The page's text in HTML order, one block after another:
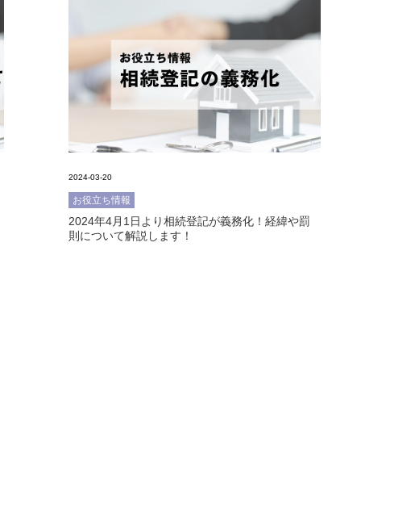
2024-03-20
お役立ち情報
2024年4月1日より相続登記が義務化！経緯や罰
則について解説します！